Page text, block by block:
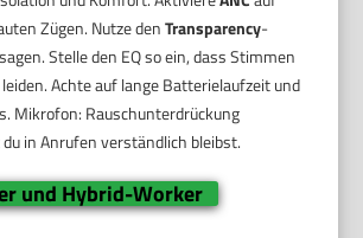
Zügen. Nutze denTransparency-
Stelle den EQ so ein, dass Stimmen
Achte auf lange Batterielaufzeit und
Mikrofon: Rauschunterdrückung
in Anrufen verständlich bleibst.
und Hybrid-Worker